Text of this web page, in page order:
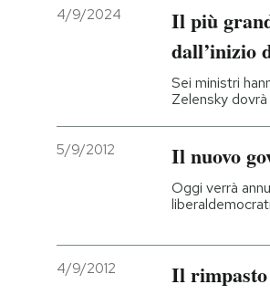
Economia
4/9/2024
Il più
dall’inizio
Sei ministri
Zelensky
5/9/2012 Il nuovo
Oggi verrà
4/9/2012 Il